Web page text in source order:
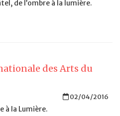
de l’ombre à la lumière.
des Arts du
02/04/2016
à la Lumière.